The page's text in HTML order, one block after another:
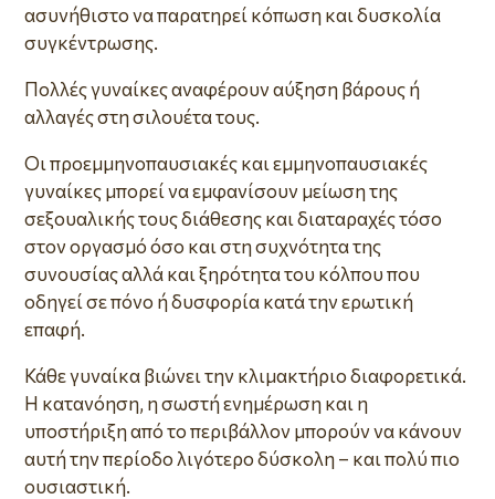
ασυνήθιστο να παρατηρεί κόπωση και δυσκολία
συγκέντρωσης.
Πολλές γυναίκες αναφέρουν αύξηση βάρους ή
αλλαγές στη σιλουέτα τους.
Οι προεμμηνοπαυσιακές και εμμηνοπαυσιακές
γυναίκες μπορεί να εμφανίσουν μείωση της
σεξουαλικής τους διάθεσης και διαταραχές τόσο
στον οργασμό όσο και στη συχνότητα της
συνουσίας αλλά και ξηρότητα του κόλπου που
οδηγεί σε πόνο ή δυσφορία κατά την ερωτική
επαφή.
Κάθε γυναίκα βιώνει την κλιμακτήριο διαφορετικά.
Η κατανόηση, η σωστή ενημέρωση και η
υποστήριξη από το περιβάλλον μπορούν να κάνουν
αυτή την περίοδο λιγότερο δύσκολη – και πολύ πιο
ουσιαστική.